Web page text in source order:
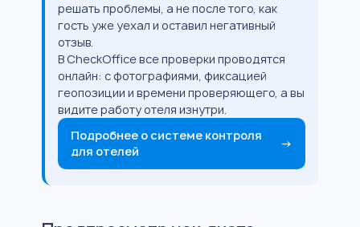
решать проблемы, а не после того, как
гость уже уехал и оставил негативный
отзыв.
В CheckOffice все проверки проводятся
онлайн: с фотографиями, фиксацией
геопозиции и времени проверяющего, а вы
видите работу отеля изнутри.
Подробнее о системе контроля
для отелей
→